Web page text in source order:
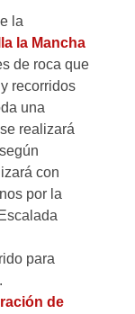
la
la Mancha
de roca que
recorridos
una
realizará
con
por la
para
de